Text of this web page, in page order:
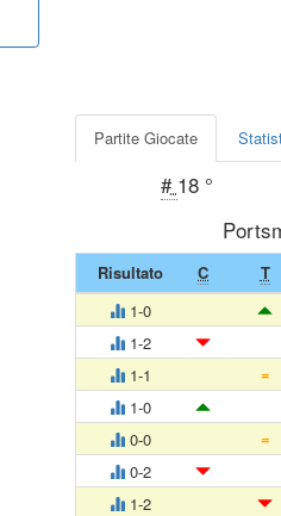
Partite Giocate
# 18 °
Risultato C T
1-0
1-2
1-1
=
1-0
0-0
=
0-2
1-2